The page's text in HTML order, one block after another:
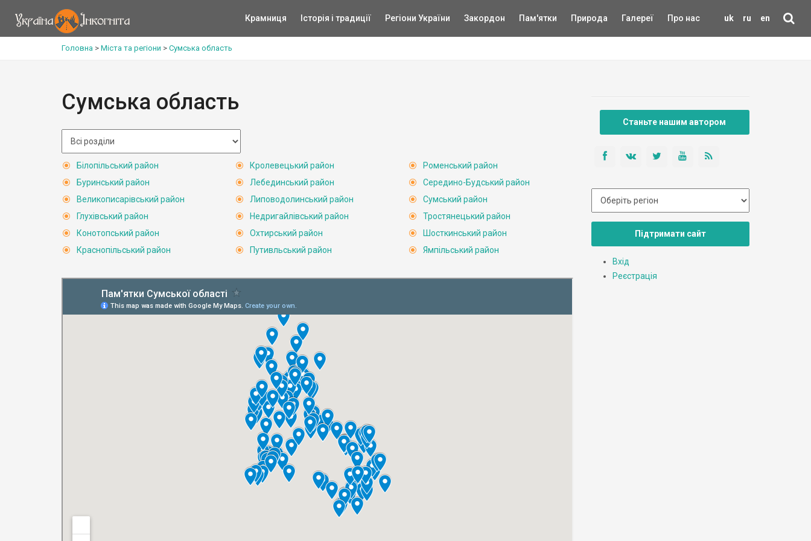
uk ru en
Крамниця Історія і традиції Регіони України Закордон Пам'ятки Природа Галереї Про нас
Головна > Міста та регіони > Сумська область
Сумська область
Білопільський район
Буринський район
Великописарівський район
Глухівський район
Конотопський район
Краснопільський район
Кролевецький район
Лебединський район
Липоводолинський район
Недригайлівський район
Охтирський район
Путивльський район
Роменський район
Середино-Будський район
Сумський район
Тростянецький район
Шосткинський район
Ямпільський район
Станьте нашим автором
Підтримати сайт
Вхід
Реєстрація